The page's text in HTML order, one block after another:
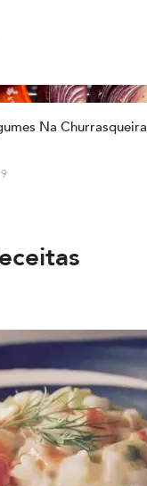
Na Churrasqueira